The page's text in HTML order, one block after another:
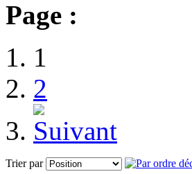
Page :
1
2
Trier par